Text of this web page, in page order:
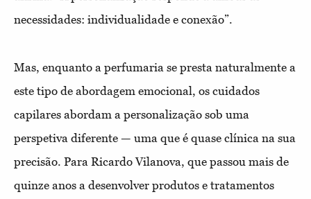
necessidades: individualidade e conexão”.
Mas, enquanto a perfumaria se presta naturalmente a
este tipo de abordagem emocional, os cuidados
capilares abordam a personalização sob uma
perspetiva diferente — uma que é quase clínica na sua
precisão. Para Ricardo Vilanova, que passou mais de
quinze anos a desenvolver produtos e tratamentos